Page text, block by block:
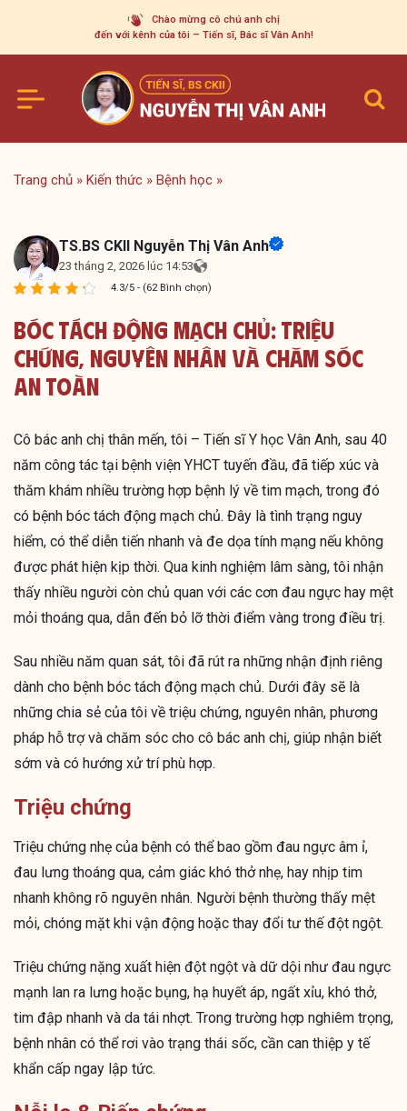
content
Chào mừng cô chú anh chị
đến với kênh của tôi – Tiến sĩ, Bác sĩ Vân Anh!
Trang chủ » Kiến thức » Bệnh học »
TS.BS CKII Nguyễn Thị Vân Anh
23 tháng 2, 2026 lúc 14:53
4.3/5 - (62 Bình chọn)
Bóc Tách Động Mạch Chủ: Triệu
Chứng, Nguyên Nhân Và Chăm Sóc
An Toàn
Cô bác anh chị thân mến, tôi – Tiến sĩ Y học Vân Anh, sau 40
năm công tác tại bệnh viện YHCT tuyến đầu, đã tiếp xúc và
thăm khám nhiều trường hợp bệnh lý về tim mạch, trong đó
có bệnh bóc tách động mạch chủ. Đây là tình trạng nguy
hiểm, có thể diễn tiến nhanh và đe dọa tính mạng nếu không
được phát hiện kịp thời. Qua kinh nghiệm lâm sàng, tôi nhận
thấy nhiều người còn chủ quan với các cơn đau ngực hay mệt
mỏi thoáng qua, dẫn đến bỏ lỡ thời điểm vàng trong điều trị.
Sau nhiều năm quan sát, tôi đã rút ra những nhận định riêng
dành cho bệnh bóc tách động mạch chủ. Dưới đây sẽ là
những chia sẻ của tôi về triệu chứng, nguyên nhân, phương
pháp hỗ trợ và chăm sóc cho cô bác anh chị, giúp nhận biết
sớm và có hướng xử trí phù hợp.
Triệu chứng
Triệu chứng nhẹ của bệnh có thể bao gồm đau ngực âm ỉ,
đau lưng thoáng qua, cảm giác khó thở nhẹ, hay nhịp tim
nhanh không rõ nguyên nhân. Người bệnh thường thấy mệt
mỏi, chóng mặt khi vận động hoặc thay đổi tư thế đột ngột.
Triệu chứng nặng xuất hiện đột ngột và dữ dội như đau ngực
mạnh lan ra lưng hoặc bụng, hạ huyết áp, ngất xỉu, khó thở,
tim đập nhanh và da tái nhợt. Trong trường hợp nghiêm trọng,
bệnh nhân có thể rơi vào trạng thái sốc, cần can thiệp y tế
khẩn cấp ngay lập tức.